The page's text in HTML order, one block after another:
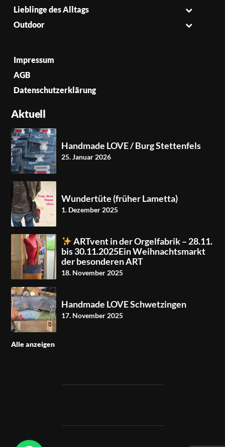
Lieblinge des Alltags
Outdoor
Impressum
AGB
Datenschutzerklärung
Aktuell
Handmade LOVE / Burg Stettenfels
25. Januar 2026
Wundertüte (früher Lametta)
1. Dezember 2025
ARTvent in der Orgelfabrik – 28.11.
bis 30.11.2025Ein Weihnachtsmarkt
der besonderen ART
18. November 2025
Handmade LOVE Schwetzingen
17. November 2025
Alle anzeigen